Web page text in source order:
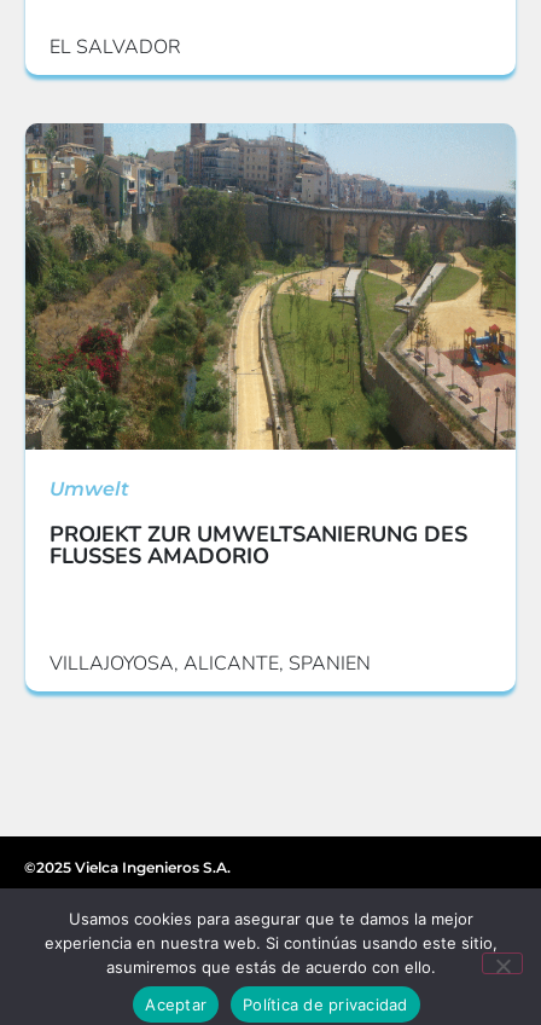
EL SALVADOR
Umwelt
PROJEKT ZUR UMWELTSANIERUNG DES
FLUSSES AMADORIO
VILLAJOYOSA, ALICANTE, SPANIEN
©2025 Vielca Ingenieros S.A.
Usamos cookies para asegurar que te damos la mejor
experiencia en nuestra web. Si continúas usando este sitio,
asumiremos que estás de acuerdo con ello.
Aceptar
Política de privacidad